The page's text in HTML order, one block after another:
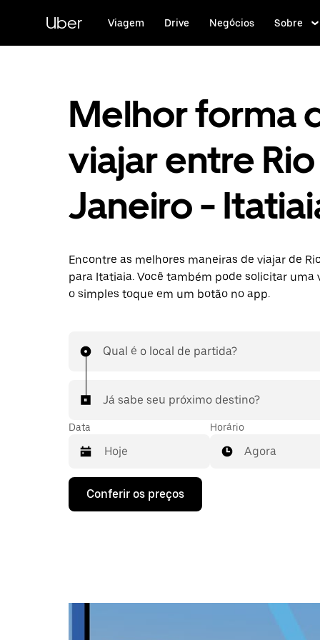
conteúdo
Uber Viagem Drive Negócios Sobre
Melhor forma
viajar entre
Janeiro -
Encontre as melhores maneiras de viajar de
para Itatiaia. Você também pode solicitar uma
o simples toque em um botão no app.
Qual é o local de partida?
Já sabe seu próximo destino?
Data
Pressione
seta
calendário
Horário
Agora
Conferir os preços